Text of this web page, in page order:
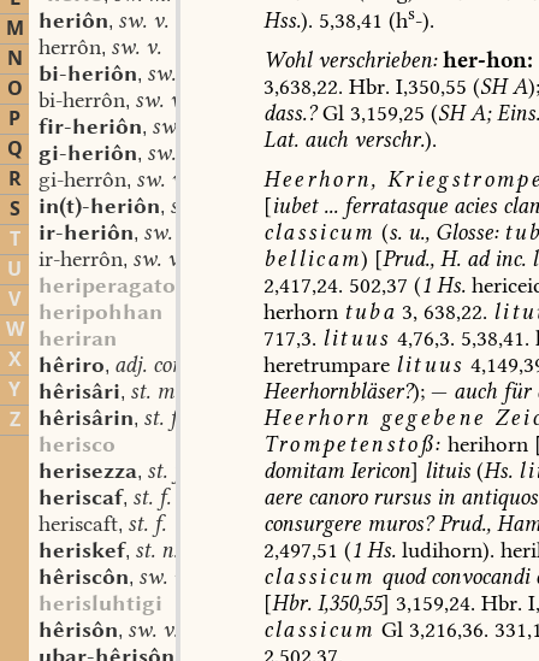
M
N
O
P
Q
R
S
T
U
V
W
X
Y
Z
heriôn, sw. v.
herrôn, sw. v.
bi-heriôn, sw. v.
bi-herrôn, sw. v.
fir-heriôn, sw. v.
gi-heriôn, sw. v.
gi-herrôn, sw. v.
in(t)-heriôn, sw. v.
ir-heriôn, sw. v.
ir-herrôn, sw. v.
heriperagato
heripohhan
heriran
hêriro, adj. comp.
hêrisâri, st. m.
hêrisârin, st. f.
herisco
herisezza, st. f.
heriscaf, st. f.
heriscaft, st. f.
heriskef, st. n.
hêriscôn, sw. v.
herisluhtigi
hêrisôn, sw. v.
Hss.). 5,38,41 (hs-).
Wohlverschrieben: her-hon:
3,638,22. Hbr. I,350,55 (SHA);
dass.?Gl3,159,25 (SHA; Eins.
Lat.auchverschr.).
Heerhorn,
[iubet... ferratasqueacies
classicum (s.u.,Glosse:
bellicam) [Prud., H. adinc.
2,417,24. 502,37 (1Hs.
herhorn tuba 3, 638,22.
717,3. lituus 4,76,3. 5,38,41.
heretrumpare lituus
Heerhornbläser?);— auchfür
Heerhorn gegebene
Trompetenstoß: herihorn
domitamIericon] lituis(Hs.
aerecanororursusinantiquos
consurgere muros?Prud.,
2,497,51 (1Hs.ludihorn).
classicum quodconvocandi
[Hbr. I,350,55] 3,159,24. Hbr.
classicum Gl3,216,36.